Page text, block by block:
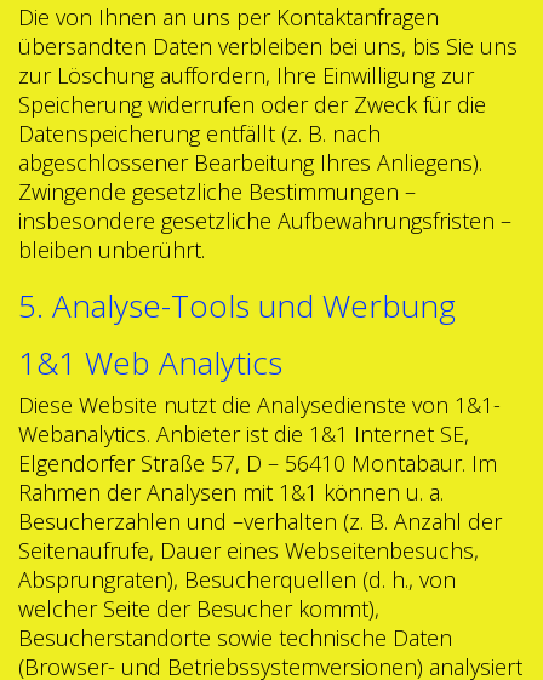
Die von Ihnen an uns per Kontaktanfragen
übersandten Daten verbleiben bei uns, bis Sie uns
zur Löschung auffordern, Ihre Einwilligung zur
Speicherung widerrufen oder der Zweck für die
Datenspeicherung entfällt (z. B. nach
abgeschlossener Bearbeitung Ihres Anliegens).
Zwingende gesetzliche Bestimmungen –
insbesondere gesetzliche Aufbewahrungsfristen –
bleiben unberührt.
5. Analyse-Tools und Werbung
1&1 Web Analytics
Diese Website nutzt die Analysedienste von 1&1-
Webanalytics. Anbieter ist die 1&1 Internet SE,
Elgendorfer Straße 57, D – 56410 Montabaur. Im
Rahmen der Analysen mit 1&1 können u. a.
Besucherzahlen und –verhalten (z. B. Anzahl der
Seitenaufrufe, Dauer eines Webseitenbesuchs,
Absprungraten), Besucherquellen (d. h., von
welcher Seite der Besucher kommt),
Besucherstandorte sowie technische Daten
(Browser- und Betriebssystemversionen) analysiert